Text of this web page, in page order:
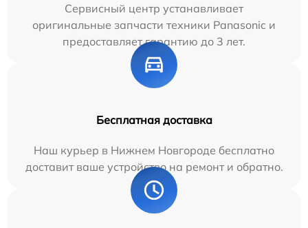
Сервисный центр устанавливает
оригинальные запчасти техники Panasonic и
предоставляет гарантию до 3 лет.
Бесплатная доставка
Наш курьер в Нижнем Новгороде бесплатно
доставит ваше устройство на ремонт и обратно.